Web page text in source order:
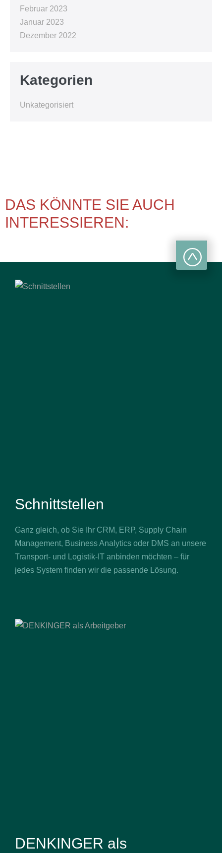
Februar 2023
Januar 2023
Dezember 2022
Kategorien
Unkategorisiert
DAS KÖNNTE SIE AUCH
INTERESSIEREN:
Schnittstellen
Ganz gleich, ob Sie Ihr CRM, ERP, Supply Chain
Management, Business Analytics oder DMS an unsere
Transport- und Logistik-IT anbinden möchten – für
jedes System finden wir die passende Lösung.
DENKINGER als